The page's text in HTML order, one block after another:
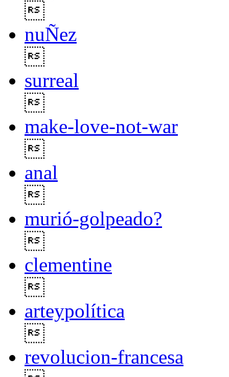
nuÑez
surreal
make-love-not-war
anal
murió-golpeado?
clementine
arteypolítica
revolucion-francesa